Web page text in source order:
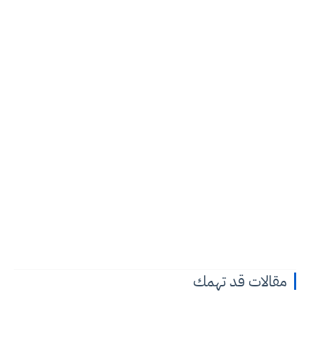
مقالات قد تهمك